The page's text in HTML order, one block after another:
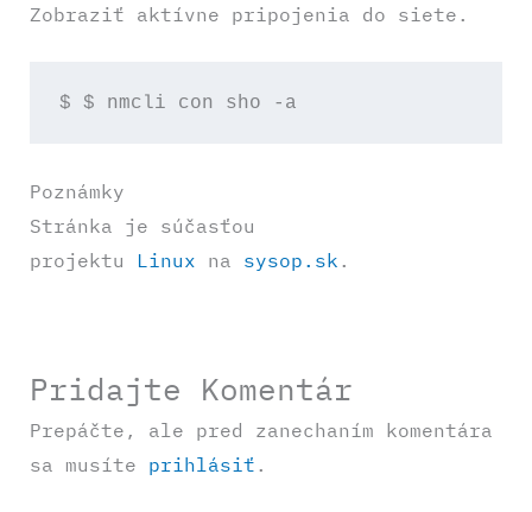
Zobraziť aktívne pripojenia do siete.
$ $ nmcli con sho -a
Poznámky
Stránka je súčasťou
projektu
Linux na sysop.sk .
Pridajte Komentár
Prepáčte, ale pred zanechaním komentára
sa musíte prihlásiť .